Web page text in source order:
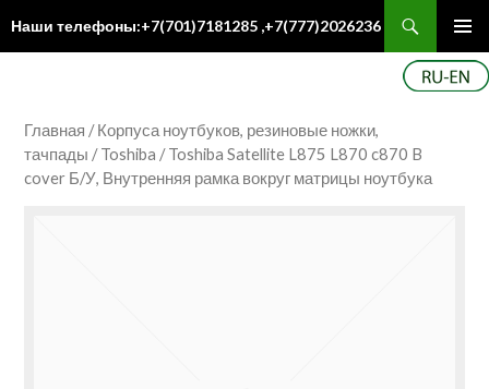
Наши телефоны:+7(701)7181285 ,+7(777)2026236
Главная /Корпуса ноутбуков, резиновые ножки,
тачпады /Toshiba / Toshiba Satellite L875 L870 c870 B
cover Б/У, Внутренняя рамка вокруг матрицы ноутбука